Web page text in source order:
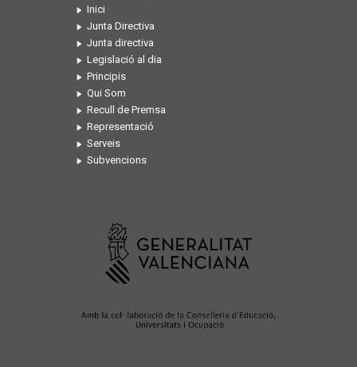
Inici
Junta Directiva
Junta directiva
Legislació al dia
Principis
Qui Som
Recull de Premsa
Representació
Serveis
Subvencions